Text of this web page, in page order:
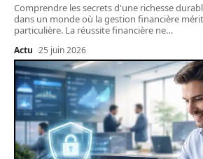
Comprendre les secrets d'une richesse
dans un monde où la gestion financière
particulière. La réussite financière ne…
Actu 25 juin 2026